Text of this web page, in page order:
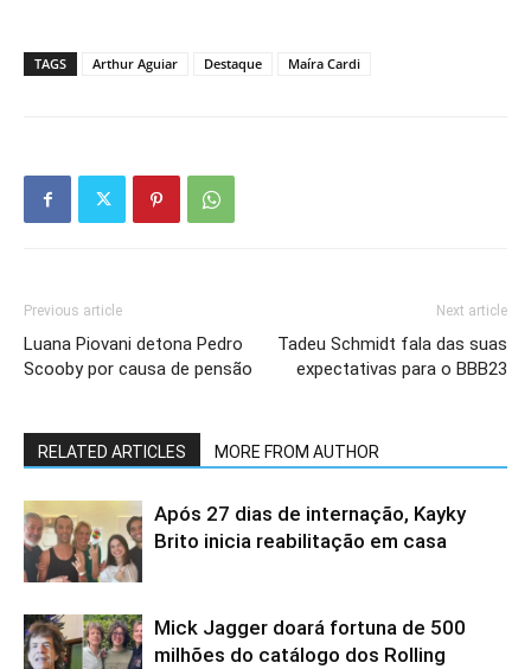
TAGS Arthur Aguiar Destaque Maíra Cardi
Previous article
Luana Piovani detona Pedro
Scooby por causa de pensão
Next article
Tadeu Schmidt fala das suas
expectativas para o BBB23
RELATED ARTICLES MORE FROM AUTHOR
Após 27 dias de internação, Kayky
Brito inicia reabilitação em casa
Mick Jagger doará fortuna de 500
milhões do catálogo dos Rolling